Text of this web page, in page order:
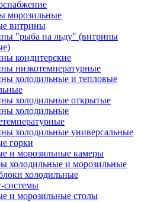
морозильные
витрины
"рыба на льду" (витрины
кондитерские
низкотемпературные
холодильные и тепловые
холодильные открытые
холодильные
холодильные универсальные
горки
и морозильные камеры
холодильные и морозильные
холодильные
системы
и морозильные столы